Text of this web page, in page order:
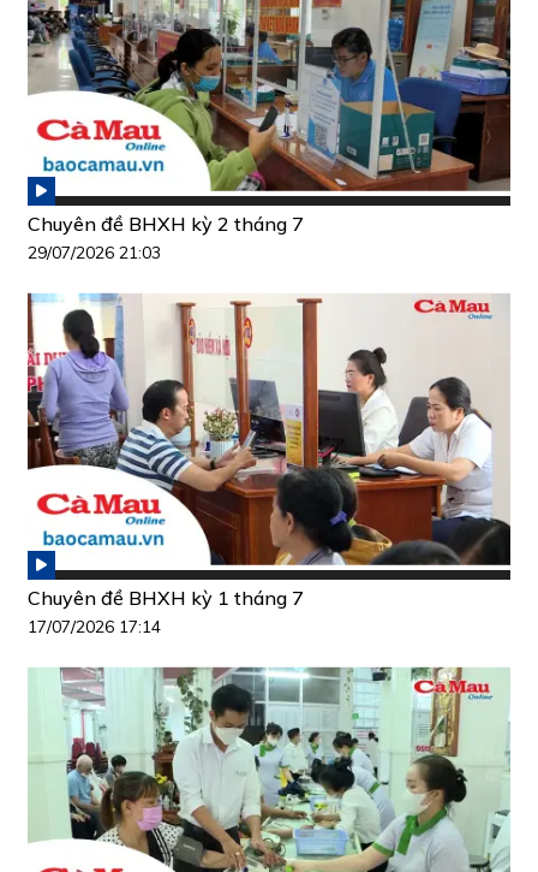
Chuyên đề BHXH kỳ 2 tháng 7
29/07/2026 21:03
Chuyên đề BHXH kỳ 1 tháng 7
17/07/2026 17:14